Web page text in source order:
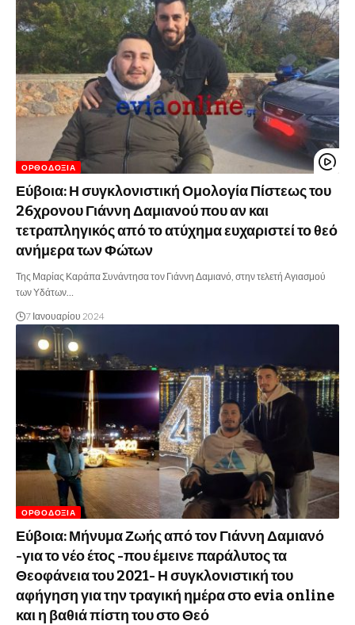
ΟΡΘΟΔΟΞΊΑ
Εύβοια: Η συγκλονιστική Ομολογία Πίστεως του
26χρονου Γιάννη Δαμιανού που αν και
τετραπληγικός από το ατύχημα ευχαριστεί το θεό
ανήμερα των Φώτων
Της Μαρίας Καράπα Συνάντησα τον Γιάννη Δαμιανό, στην τελετή Αγιασμού
των Υδάτων…
7 Ιανουαρίου 2024
ΟΡΘΟΔΟΞΊΑ
Εύβοια: Μήνυμα Ζωής από τον Γιάννη Δαμιανό
-για το νέο έτος -που έμεινε παράλυτος τα
Θεοφάνεια του 2021- Η συγκλονιστική του
αφήγηση για την τραγική ημέρα στο evia online
και η βαθιά πίστη του στο Θεό